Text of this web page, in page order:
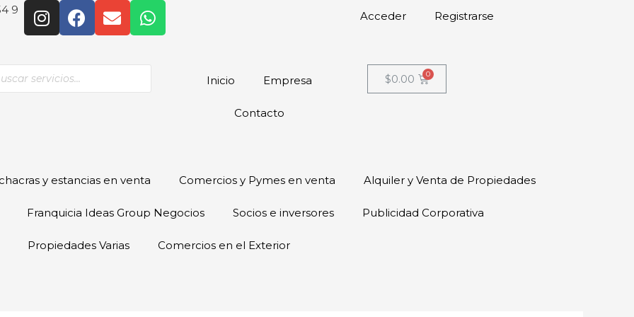
9 Acceder Registrarse
Inicio Empresa
Contacto
$0.00
y estancias en venta Comercios y Pymes en venta Alquiler y Venta de Propiedades
Franquicia Ideas Group Negocios Socios e inversores Publicidad Corporativa
Propiedades Varias Comercios en el Exterior